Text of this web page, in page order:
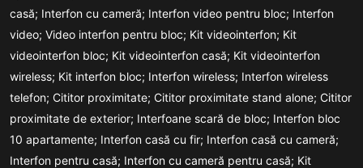
casă; Interfon cu cameră; Interfon video pentru bloc; Interfon
video; Video interfon pentru bloc; Kit videointerfon; Kit
videointerfon bloc; Kit videointerfon casă; Kit videointerfon
wireless; Kit interfon bloc; Interfon wireless; Interfon wireless
telefon; Cititor proximitate; Cititor proximitate stand alone; Cititor
proximitate de exterior; Interfoane scară de bloc; Interfon bloc
10 apartamente; Interfon casă cu fir; Interfon casă cu cameră;
Interfon pentru casă; Interfon cu cameră pentru casă; Kit